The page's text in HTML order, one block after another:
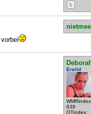
S
Erelid
639
OTindex: